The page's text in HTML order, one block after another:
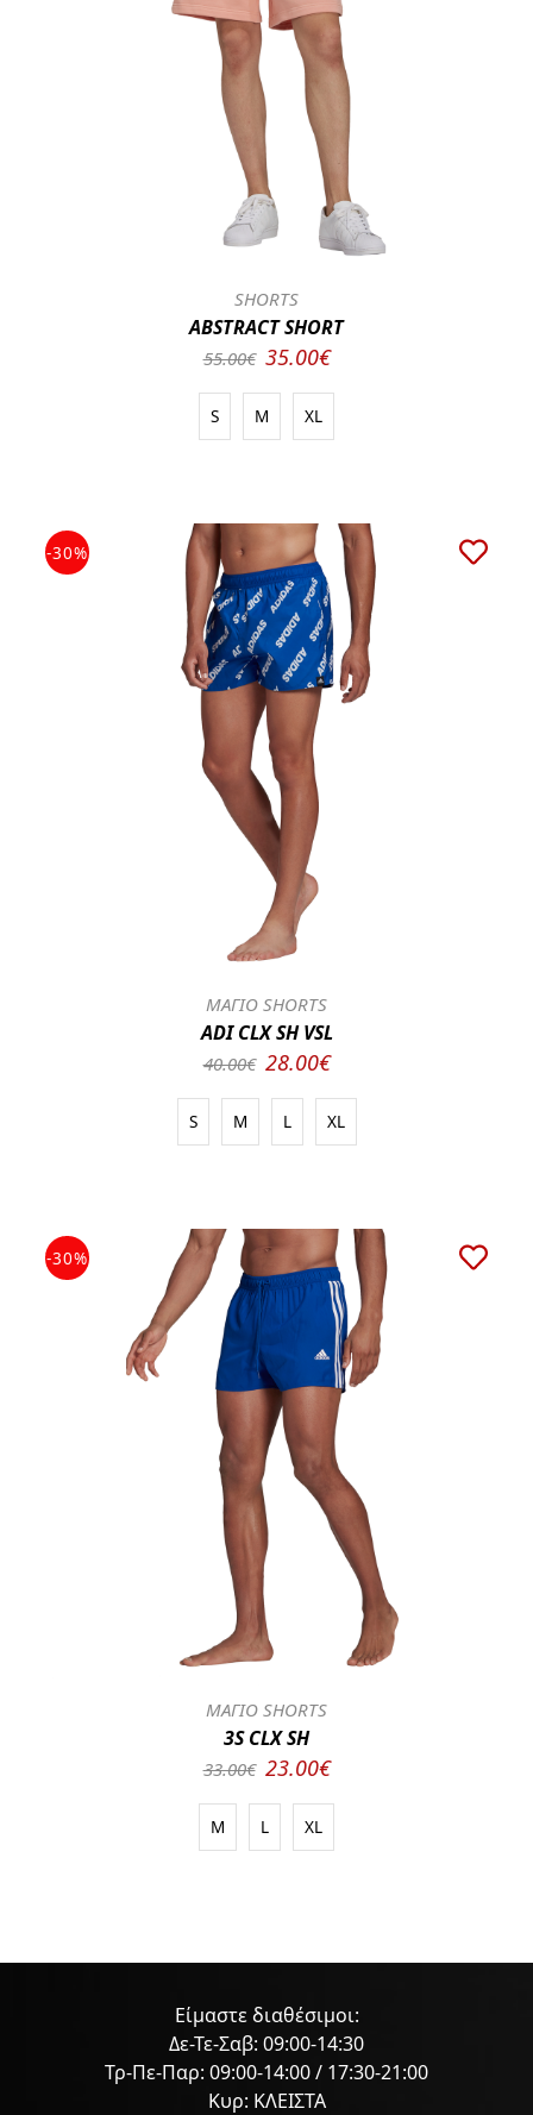
SHORTS
ABSTRACT SHORT
55.00€ 35.00€
S M XL
-30%
ΜΑΓΙΟ SHORTS
ADI CLX SH VSL
40.00€ 28.00€
S M L XL
-30%
ΜΑΓΙΟ SHORTS
3S CLX SH
33.00€ 23.00€
M L XL
Είμαστε διαθέσιμοι:
Δε-Τε-Σαβ: 09:00-14:30
Τρ-Πε-Παρ: 09:00-14:00 / 17:30-21:00
Κυρ: ΚΛΕΙΣΤΑ